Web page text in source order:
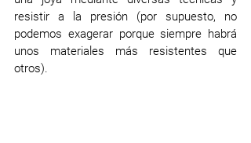
resistir a la presión (por supuesto, no
podemos exagerar porque siempre habrá
unos materiales más resistentes que
otros).